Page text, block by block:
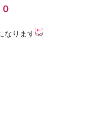
なります